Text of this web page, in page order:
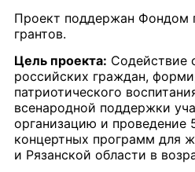
Проект поддержан Фондом
грантов.
Цель проекта: Содействие
российских граждан,
патриотического
всенародной поддержки
организацию и проведение
концертных программ для
и Рязанской области в